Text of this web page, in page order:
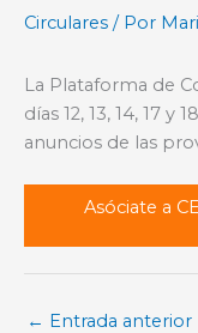
Circulares / Por
La Plataforma de
días 12, 13, 14, 17
anuncios de las
Asóciate a
← Entrada anterior